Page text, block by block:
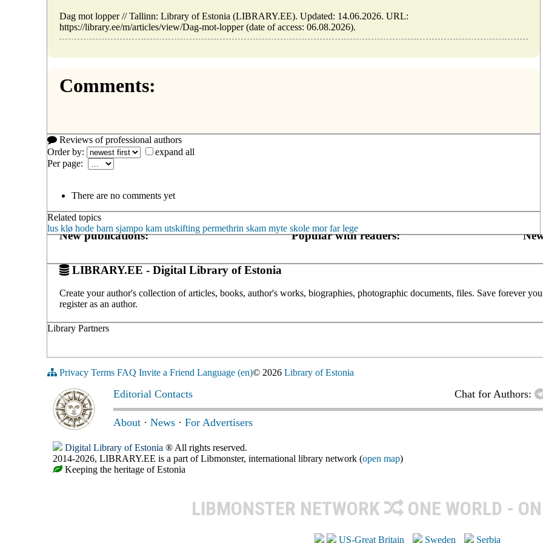
Dag mot lopper // Tallinn: Library of Estonia (LIBRARY.EE). Updated: 14.06.2026. URL:
https://library.ee/m/articles/view/Dag-mot-lopper (date of access: 06.08.2026).
Comments:
Reviews of professional authors
Order by:
expand all
Per page:
There are no comments yet
Related topics
lus klø hode barn sjampo kam utskifting permethrin skam myte skole mor far lege
New publications: Popular with readers:
LIBRARY.EE - Digital Library of Estonia
Create your author's collection of articles, books, author's works, biographies, photographic documents, files. Save forever
register as an author.
Library Partners
Privacy Terms FAQ Invite a Friend Language (en)© 2026 Library of Estonia
Editorial Contacts Chat for Authors:
About · News · For Advertisers
Digital Library of Estonia ® All rights reserved.
2014-2026, LIBRARY.EE is a part of Libmonster, international library network (open map)
Keeping the heritage of Estonia
LIBMONSTER NETWORK ONE WORLD -
US-Great Britain Sweden Serbia